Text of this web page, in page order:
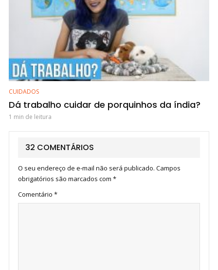
CUIDADOS
Dá trabalho cuidar de porquinhos da índia?
1 min de leitura
32 COMENTÁRIOS
O seu endereço de e-mail não será publicado. Campos
obrigatórios são marcados com *
Comentário *